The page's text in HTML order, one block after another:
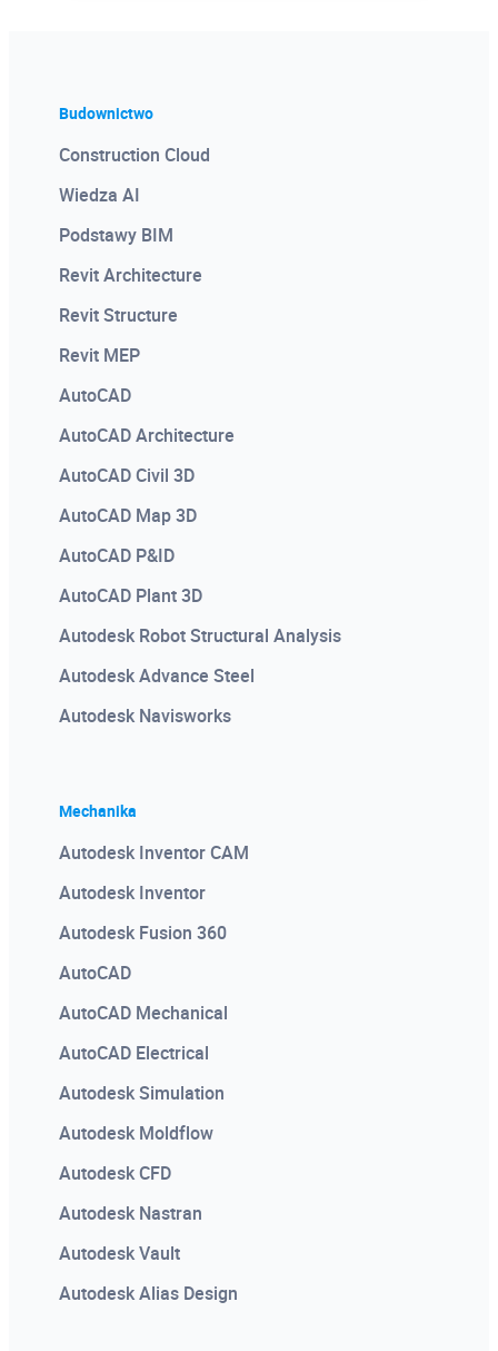
Certyfikat Pochodzenia
Certyfikat potwierdzający legalność
oprogramowania. Dobry materiał
Budownictwo
Construction Cloud
Wiedza AI
Podstawy BIM
Revit Architecture
Revit Structure
Revit MEP
AutoCAD
AutoCAD Architecture
AutoCAD Civil 3D
AutoCAD Map 3D
AutoCAD P&ID
AutoCAD Plant 3D
Autodesk Robot Structural Analysis
Autodesk Advance Steel
Autodesk Navisworks
Mechanika
Autodesk Inventor CAM
Autodesk Inventor
Autodesk Fusion 360
AutoCAD
AutoCAD Mechanical
AutoCAD Electrical
Autodesk Simulation
Autodesk Moldflow
Autodesk CFD
Autodesk Nastran
Autodesk Vault
Autodesk Alias Design